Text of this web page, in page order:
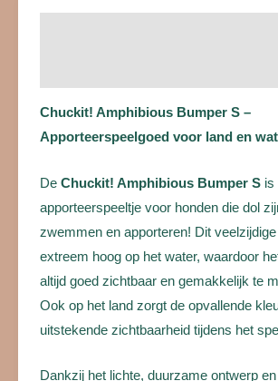
Chuckit! Amphibious Bumper S –
Apporteerspeelgoed voor land en
De Chuckit! Amphibious Bumper S is
apporteerspeeltje voor honden die dol
zwemmen en apporteren! Dit
extreem hoog op het water, waardoor
altijd goed zichtbaar en gemakkelijk te
Ook op het land zorgt de opvallende
uitstekende zichtbaarheid tijdens het
Dankzij het lichte, duurzame ontwerp